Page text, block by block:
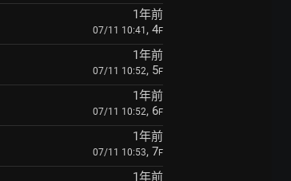
1年前
07/11 10:41 , 4F
1年前
07/11 10:52, 5F
1年前
07/11 10:52, 6F
1年前
07/11 10:53, 7F
1年前